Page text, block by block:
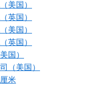
美国）
英国）
美国）
英国）
国）
（美国）
米